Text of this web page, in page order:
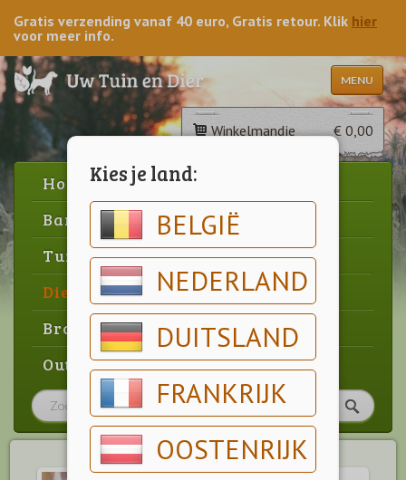
Kies je land:
BELGIË
NEDERLAND
DUITSLAND
FRANKRIJK
OOSTENRIJK
Gratis verzending vanaf 40 euro, Gratis retour. Klik hier
voor meer info.
MENU
Winkelmandje € 0,00
Home
Barbecue
Tuin
Dier
Brood & gebak
Outlet